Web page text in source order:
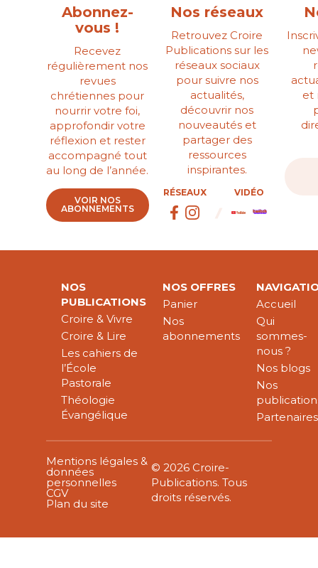
Abonnez-
vous !
Recevez
régulièrement nos
revues
chrétiennes pour
nourrir votre foi,
approfondir votre
réflexion et rester
accompagné tout
au long de l’année.
VOIR NOS
ABONNEMENTS
Nos réseaux
Retrouvez Croire
Publications sur les
réseaux sociaux
pour suivre nos
actualités,
découvrir nos
nouveautés et
partager des
ressources
inspirantes.
RÉSEAUX VIDÉO
et
NOS
PUBLICATIONS
Croire & Vivre
Croire & Lire
Les cahiers de
l’École
Pastorale
Théologie
Évangélique
NOS OFFRES
Panier
Nos
abonnements
Accueil
Qui
sommes-
nous ?
Nos blogs
Nos
Partenaires
Mentions légales &
données
personnelles
CGV
Plan du site
© 2026 Croire-
Publications. Tous
droits réservés.